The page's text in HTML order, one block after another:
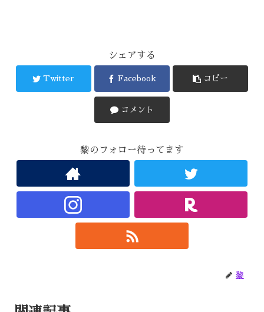
シェアする
Twitter Facebook コピー
コメント
黎のフォロー待ってます
黎